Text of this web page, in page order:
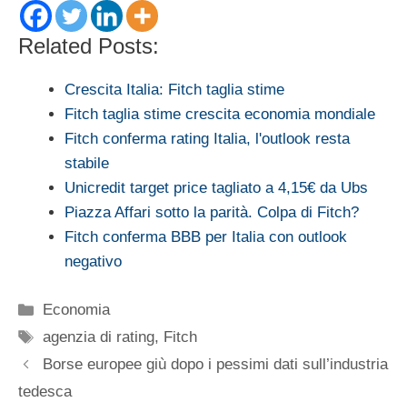
Related Posts:
Crescita Italia: Fitch taglia stime
Fitch taglia stime crescita economia mondiale
Fitch conferma rating Italia, l'outlook resta
stabile
Unicredit target price tagliato a 4,15€ da Ubs
Piazza Affari sotto la parità. Colpa di Fitch?
Fitch conferma BBB per Italia con outlook
negativo
Categorie
Economia
Tag
agenzia di rating, Fitch
Borse europee giù dopo i pessimi dati sull’industria
tedesca